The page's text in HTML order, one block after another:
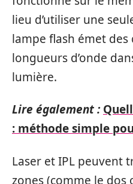
lieu d’utiliser une
lampe flash émet des
longueurs d’onde
lumière.
Lire également :
: méthode simple
Laser et IPL peuvent
zones (comme le dos